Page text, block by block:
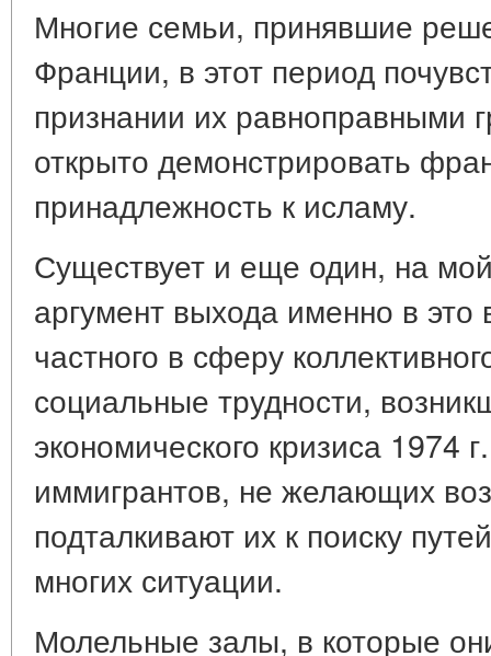
Многие семьи, принявшие
Франции, в этот период
признании их равноправными
открыто демонстрировать
принадлежность к исламу.
Существует и еще один, на
аргумент выхода именно в
частного в сферу
социальные трудности,
экономического кризиса 1974
иммигрантов, не желающих
подталкивают их к поиску
многих ситуации.
Молельные залы, в которые